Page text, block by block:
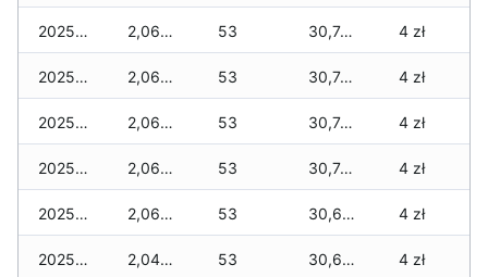
2025-12-08 2,065 zł 53 30,745 zł 4 zł
2025-12-07 2,065 zł 53 30,745 zł 4 zł
2025-12-06 2,065 zł 53 30,745 zł 4 zł
2025-12-05 2,065 zł 53 30,745 zł 4 zł
2025-12-04 2,065 zł 53 30,695 zł 4 zł
2025-12-03 2,045 zł 53 30,675 zł 4 zł